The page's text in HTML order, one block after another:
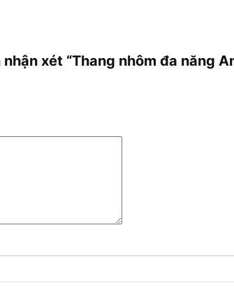
xét “Thang nhôm đa năng